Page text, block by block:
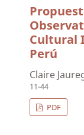
Cultural
Perú
Claire
11-44
PDF